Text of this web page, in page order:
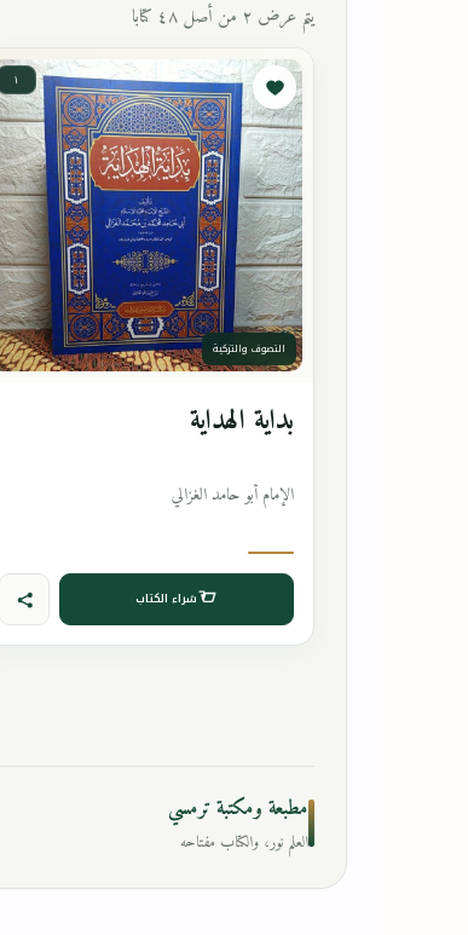
يتم عرض ٢ من أصل ٤٨ كتابا
١
التصوف والتزكية
بداية الهداية
الإمام أبو حامد الغزالي
شراء الكتاب
مطبعة ومكتبة ترمسي
العلم نور، والكتاب مفتاحه